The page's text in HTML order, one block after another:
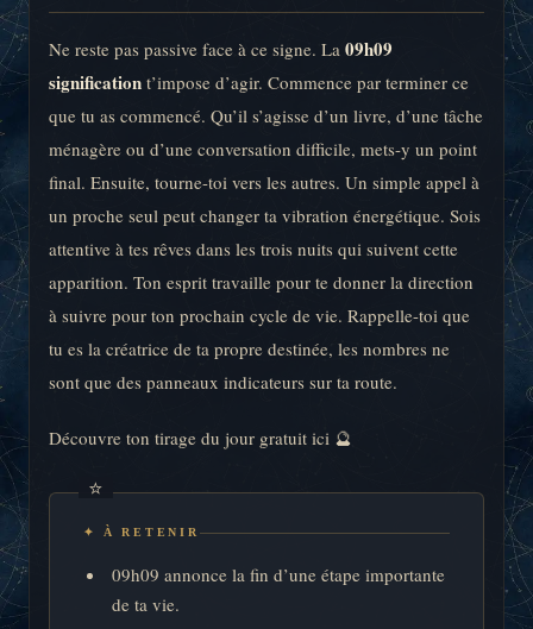
Ne reste pas passive face à ce signe. La 09h09
signification t’impose d’agir. Commence par terminer ce
que tu as commencé. Qu’il s’agisse d’un livre, d’une tâche
ménagère ou d’une conversation difficile, mets-y un point
final. Ensuite, tourne-toi vers les autres. Un simple appel à
un proche seul peut changer ta vibration énergétique. Sois
attentive à tes rêves dans les trois nuits qui suivent cette
apparition. Ton esprit travaille pour te donner la direction
à suivre pour ton prochain cycle de vie. Rappelle-toi que
tu es la créatrice de ta propre destinée, les nombres ne
sont que des panneaux indicateurs sur ta route.
Découvre ton tirage du jour gratuit ici 🔮
✦ À RETENIR
09h09 annonce la fin d’une étape importante
de ta vie.